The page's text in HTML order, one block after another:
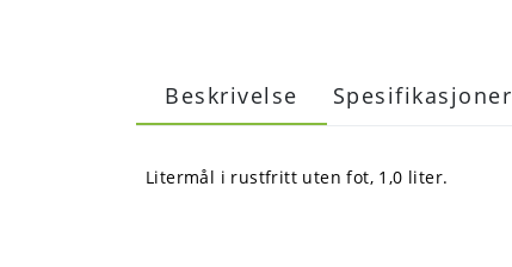
Beskrivelse Spesifikasjoner
Litermål i rustfritt uten fot, 1,0 liter.